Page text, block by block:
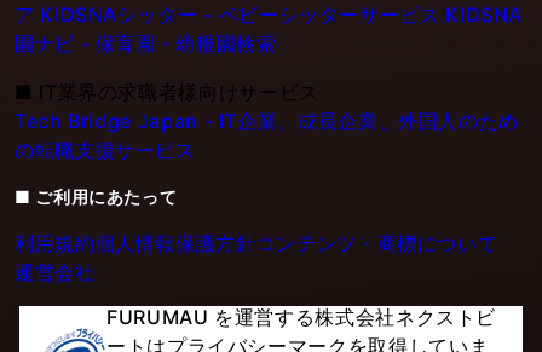
ア KIDSNAシッター - ベビーシッターサービス KIDSNA
園ナビ - 保育園・幼稚園検索
■ IT業界の求職者様向けサービス
Tech Bridge Japan - IT企業、成長企業、外国人のため
の転職支援サービス
■ ご利用にあたって
利用規約個人情報保護方針コンテンツ・商標について
運営会社
FURUMAU を運営する株式会社ネクストビ
ートはプライバシーマークを取得していま